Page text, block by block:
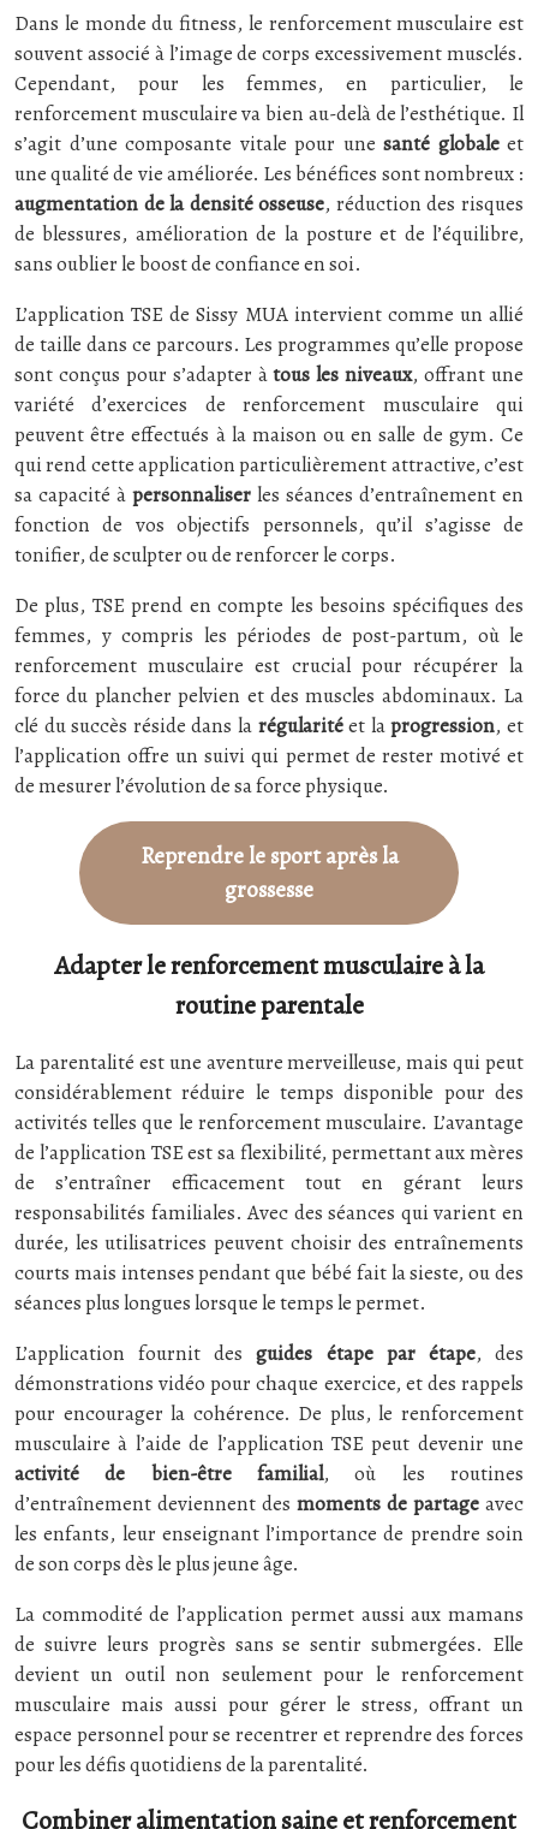
Dans le monde du fitness, le renforcement musculaire est
souvent associé à l’image de corps excessivement musclés.
Cependant, pour les femmes, en particulier, le
renforcement musculaire va bien au-delà de l’esthétique. Il
s’agit d’une composante vitale pour une santé globaleet
une qualité de vie améliorée. Les bénéfices sont nombreux :
augmentation de la densité osseuse, réduction des risques
de blessures, amélioration de la posture et de l’équilibre,
sans oublier le boost de confiance en soi.
L’application TSE de Sissy MUA intervient comme un allié
de taille dans ce parcours. Les programmes qu’elle propose
sont conçus pour s’adapter àtous les niveaux, offrant une
variété d’exercices de renforcement musculaire qui
peuvent être effectués à la maison ou en salle de gym. Ce
qui rend cette application particulièrement attractive, c’est
sa capacité à personnaliser les séances d’entraînement en
fonction de vos objectifs personnels, qu’il s’agisse de
tonifier, de sculpter ou de renforcer le corps.
De plus, TSE prend en compte les besoins spécifiques des
femmes, y compris les périodes de post-partum, où le
renforcement musculaire est crucial pour récupérer la
force du plancher pelvien et des muscles abdominaux. La
clé du succès réside dans la régularitéet laprogression, et
l’application offre un suivi qui permet de rester motivé et
de mesurer l’évolution de sa force physique.
Reprendre le sport après la
grossesse
Adapter le renforcement musculaire à la
routine parentale
La parentalité est une aventure merveilleuse, mais qui peut
considérablement réduire le temps disponible pour des
activités telles que le renforcement musculaire. L’avantage
de l’application TSE est sa flexibilité, permettant aux mères
de s’entraîner efficacement tout en gérant leurs
responsabilités familiales. Avec des séances qui varient en
durée, les utilisatrices peuvent choisir des entraînements
courts mais intenses pendant que bébé fait la sieste, ou des
séances plus longues lorsque le temps le permet.
L’application fournit desguides étape par étape, des
démonstrations vidéo pour chaque exercice, et des rappels
pour encourager la cohérence. De plus, le renforcement
musculaire à l’aide de l’application TSE peut devenir une
activité de bien-être familial, où les routines
d’entraînement deviennent des moments de partage avec
les enfants, leur enseignant l’importance de prendre soin
de son corps dès le plus jeune âge.
La commodité de l’application permet aussi aux mamans
de suivre leurs progrès sans se sentir submergées. Elle
devient un outil non seulement pour le renforcement
musculaire mais aussi pour gérer le stress, offrant un
espace personnel pour se recentrer et reprendre des forces
pour les défis quotidiens de la parentalité.
Combiner alimentation saine et renforcement